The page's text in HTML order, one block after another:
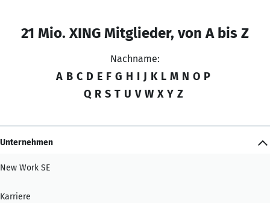
21 Mio. XING Mitglieder, von A bis Z
Nachname:
A B C D E F G H I J K L M N O P
Q R S T U V W X Y Z
Unternehmen
New Work SE
Karriere